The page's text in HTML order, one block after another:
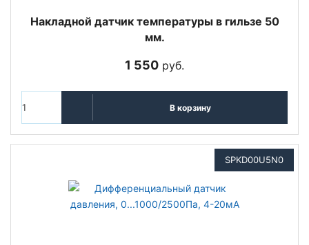
Накладной датчик температуры в гильзе 50
мм.
1 550 руб.
В корзину
SPKD00U5N0